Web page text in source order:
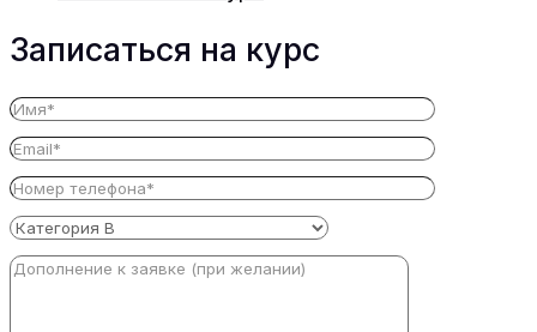
Записаться на курс